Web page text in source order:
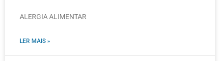
ALERGIA ALIMENTAR
LER MAIS »